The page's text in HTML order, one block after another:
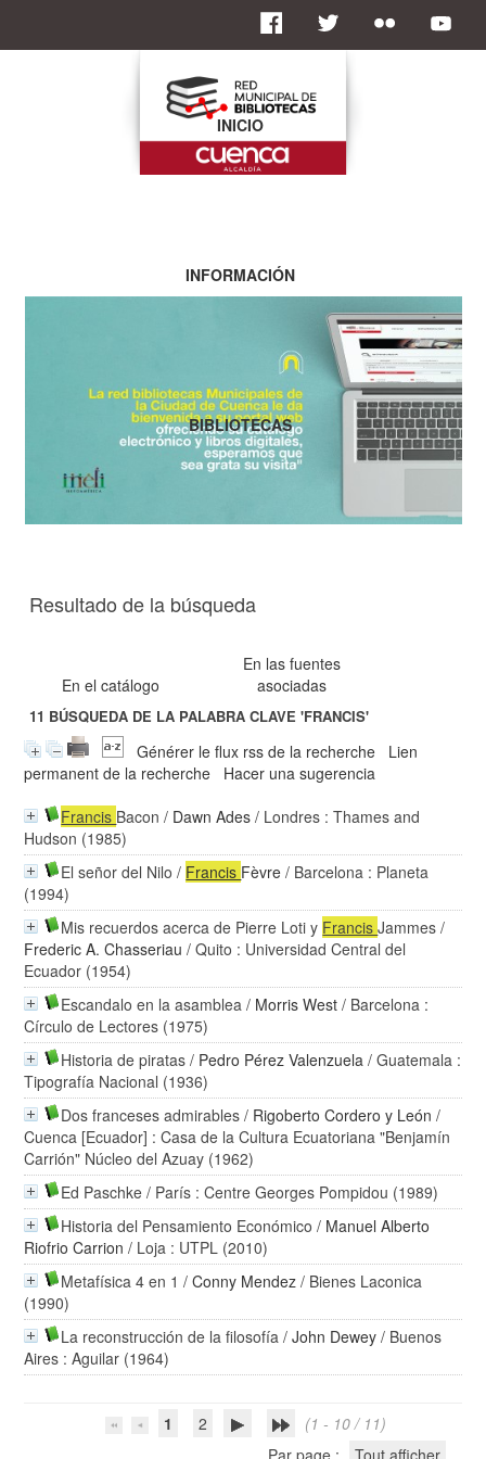
Resultado de la búsqueda
En el catálogo
En las fuentes
asociadas
11 BÚSQUEDA DE LA PALABRA CLAVE'FRANCIS'
Générer le flux rss de la recherche
Lien
permanent de la recherche
Hacer una sugerencia
Francis Bacon / Dawn Ades / Londres : Thames and
Hudson (1985)
El señor del Nilo / Francis Fèvre / Barcelona : Planeta
(1994)
Mis recuerdos acerca de Pierre Loti y FrancisJammes /
Frederic A. Chasseriau / Quito : Universidad Central del
Ecuador (1954)
Escandalo en la asamblea / Morris West / Barcelona :
Círculo de Lectores (1975)
Historia de piratas / Pedro Pérez Valenzuela / Guatemala :
Tipografía Nacional (1936)
Dos franceses admirables / Rigoberto Cordero y León /
Cuenca [Ecuador] : Casa de la Cultura Ecuatoriana "Benjamín
Carrión" Núcleo del Azuay (1962)
Ed Paschke / París : Centre Georges Pompidou (1989)
Historia del Pensamiento Económico / Manuel Alberto
Riofrio Carrion / Loja : UTPL (2010)
Metafísica 4 en 1 /Conny Mendez / Bienes Laconica
(1990)
La reconstrucción de la filosofía /John Dewey / Buenos
Aires : Aguilar (1964)
1 2
(1 - 10 / 11)
Par page :
Tout afficher
INICIO
INFORMACIÓN
BIBLIOTECAS